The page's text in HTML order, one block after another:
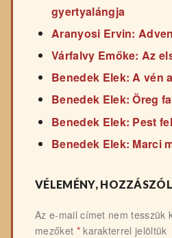
gyertyalángja
Aranyosi Ervin:
Várfalvy Emőke: Az
Benedek Elek: A vén
Benedek Elek: Öreg
Benedek Elek: Pest
Benedek Elek: Marci
VÉLEMÉNY,
Az e-mail címet nem tesszük
mezőket *karakterrel jelöltük